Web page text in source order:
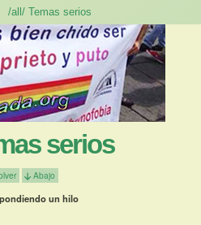
serios
Abajo
un hilo